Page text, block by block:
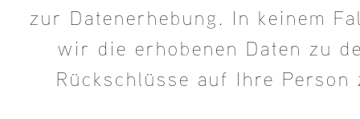
zur Datenerhebung. In keinem
wir die erhobenen Daten zu
Rückschlüsse auf Ihre Person